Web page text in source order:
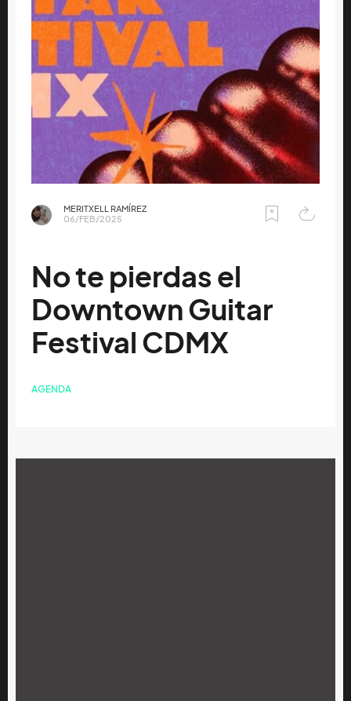
MERITXELL RAMÍREZ
06/FEB/2025
No te pierdas el
Downtown Guitar
Festival CDMX
AGENDA